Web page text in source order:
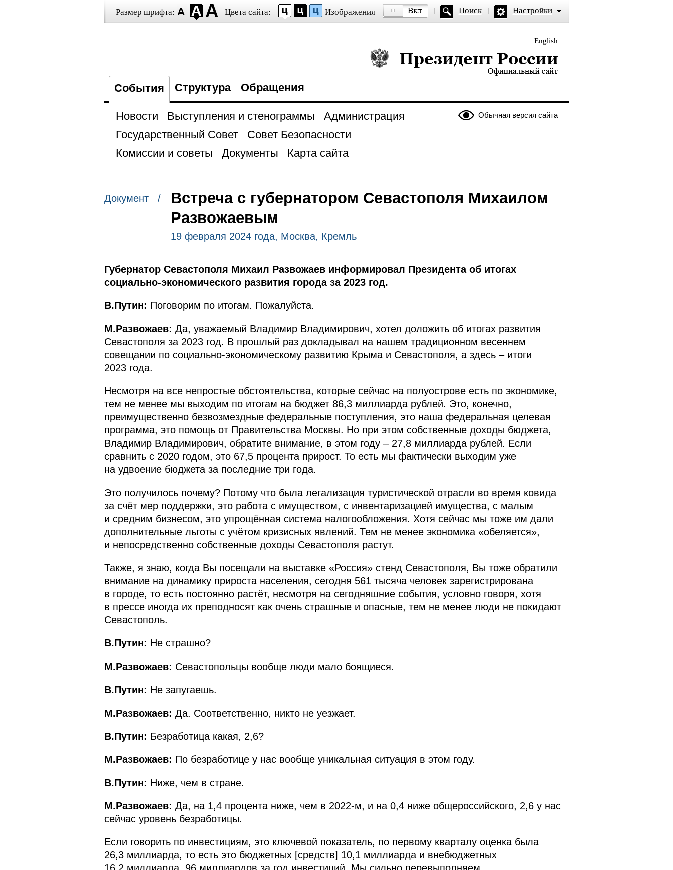
Размер шрифта: Цвета сайта: Изображения Поиск Настройки
English
Президент России — официальный сайт
События Структура Обращения
Обычная версия сайта
Новости Выступления и стенограммы
Администрация
Государственный Совет
Совет Безопасности
Комиссии и советы
Документы Карта сайта
Документ /
Встреча с губернатором Севастополя Михаилом
Развожаевым
19 февраля 2024 года, Москва, Кремль
Губернатор Севастополя Михаил Развожаев информировал Президента об итогах
социально-экономического развития города за 2023 год.
В.Путин: Поговорим по итогам. Пожалуйста.
М.Развожаев: Да, уважаемый Владимир Владимирович, хотел доложить об итогах развития
Севастополя за 2023 год. В прошлый раз докладывал на нашем традиционном весеннем
совещании по социально-экономическому развитию Крыма и Севастополя, а здесь – итоги
2023 года.
Несмотря на все непростые обстоятельства, которые сейчас на полуострове есть по экономике,
тем не менее мы выходим по итогам на бюджет 86,3 миллиарда рублей. Это, конечно,
преимущественно безвозмездные федеральные поступления, это наша федеральная целевая
программа, это помощь от Правительства Москвы. Но при этом собственные доходы бюджета,
Владимир Владимирович, обратите внимание, в этом году – 27,8 миллиарда рублей. Если
сравнить с 2020 годом, это 67,5 процента прирост. То есть мы фактически выходим уже
на удвоение бюджета за последние три года.
Это получилось почему? Потому что была легализация туристической отрасли во время ковида
за счёт мер поддержки, это работа с имуществом, с инвентаризацией имущества, с малым
и средним бизнесом, это упрощённая система налогообложения. Хотя сейчас мы тоже им дали
дополнительные льготы с учётом кризисных явлений. Тем не менее экономика «обеляется»,
и непосредственно собственные доходы Севастополя растут.
Также, я знаю, когда Вы посещали на выставке «Россия» стенд Севастополя, Вы тоже обратили
внимание на динамику прироста населения, сегодня 561 тысяча человек зарегистрирована
в городе, то есть постоянно растёт, несмотря на сегодняшние события, условно говоря, хотя
в прессе иногда их преподносят как очень страшные и опасные, тем не менее люди не покидают
Севастополь.
В.Путин: Не страшно?
М.Развожаев: Севастопольцы вообще люди мало боящиеся.
В.Путин: Не запугаешь.
М.Развожаев: Да. Соответственно, никто не уезжает.
В.Путин: Безработица какая, 2,6?
М.Развожаев: По безработице у нас вообще уникальная ситуация в этом году.
В.Путин: Ниже, чем в стране.
М.Развожаев: Да, на 1,4 процента ниже, чем в 2022-м, и на 0,4 ниже общероссийского, 2,6 у нас
сейчас уровень безработицы.
Если говорить по инвестициям, это ключевой показатель, по первому кварталу оценка была
26,3 миллиарда, то есть это бюджетных [средств] 10,1 миллиарда и внебюджетных